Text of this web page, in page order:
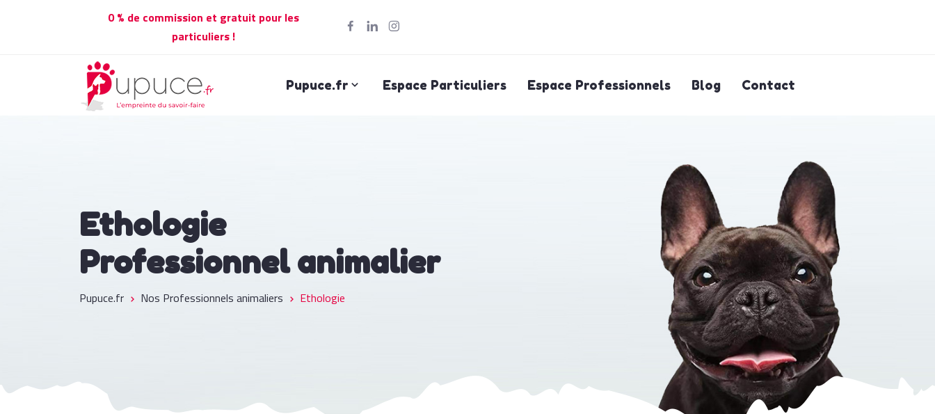
0 % de commission et gratuit pour les
particuliers !
Pupuce.fr Espace Particuliers Espace Professionnels Blog Contact
Ethologie
Professionnel animalier
Pupuce.fr Nos Professionnels animaliers Ethologie